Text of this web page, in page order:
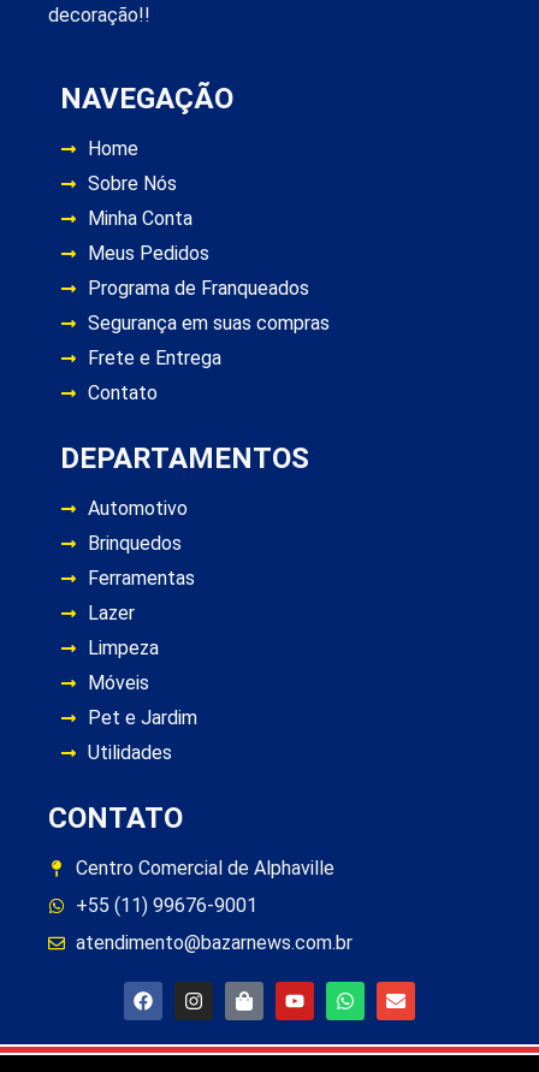
decoração!!
NAVEGAÇÃO
Home
Sobre Nós
Minha Conta
Meus Pedidos
Programa de Franqueados
Segurança em suas compras
Frete e Entrega
Contato
DEPARTAMENTOS
Automotivo
Brinquedos
Ferramentas
Lazer
Limpeza
Móveis
Pet e Jardim
Utilidades
CONTATO
Centro Comercial de Alphaville
+55 (11) 99676-9001
atendimento@bazarnews.com.br